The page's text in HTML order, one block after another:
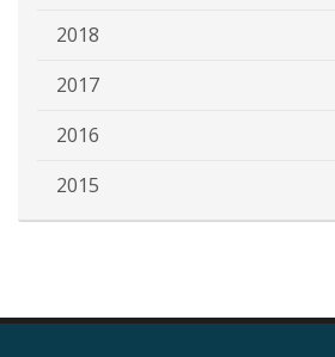
2018
2017
2016
2015